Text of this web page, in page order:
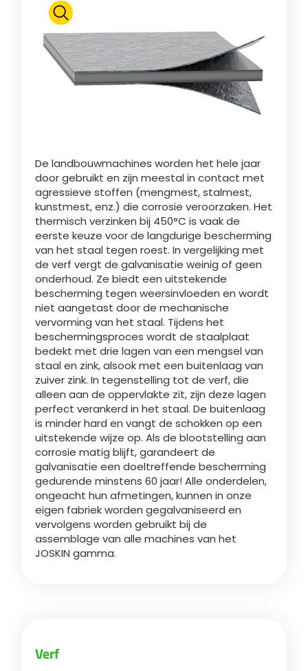
FAN SHOP
JOBS
CONTACT
MyJOSKIN
Brochure downladen
Dansk
Română
Suomi
Magyar
Български
Eesti keel
Slovenija
Lietuvių kalba
Česká republika
De landbouwmachines worden het hele jaar
door gebruikt en zijn meestal in contact met
agressieve stoffen (mengmest, stalmest,
kunstmest, enz.) die corrosie veroorzaken. Het
thermisch verzinken bij 450°C is vaak de
eerste keuze voor de langdurige bescherming
van het staal tegen roest. In vergelijking met
de verf vergt de galvanisatie weinig of geen
onderhoud. Ze biedt een uitstekende
bescherming tegen weersinvloeden en wordt
niet aangetast door de mechanische
vervorming van het staal. Tijdens het
beschermingsproces wordt de staalplaat
bedekt met drie lagen van een mengsel van
staal en zink, alsook met een buitenlaag van
zuiver zink. In tegenstelling tot de verf, die
alleen aan de oppervlakte zit, zijn deze lagen
perfect verankerd in het staal. De buitenlaag
is minder hard en vangt de schokken op een
uitstekende wijze op. Als de blootstelling aan
corrosie matig blijft, garandeert de
galvanisatie een doeltreffende bescherming
gedurende minstens 60 jaar! Alle onderdelen,
ongeacht hun afmetingen, kunnen in onze
eigen fabriek worden gegalvaniseerd en
vervolgens worden gebruikt bij de
assemblage van alle machines van het
JOSKIN gamma.
Verf